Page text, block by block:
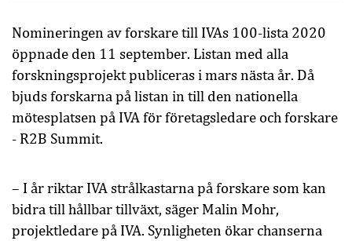
Nomineringen av forskare till IVAs 100-lista 2020
öppnade den 11 september. Listan med alla
forskningsprojekt publiceras i mars nästa år. Då
bjuds forskarna på listan in till den nationella
mötesplatsen på IVA för företagsledare och forskare
- R2B Summit.
– I år riktar IVA strålkastarna på forskare som kan
bidra till hållbar tillväxt, säger Malin Mohr,
projektledare på IVA. Synligheten ökar chanserna